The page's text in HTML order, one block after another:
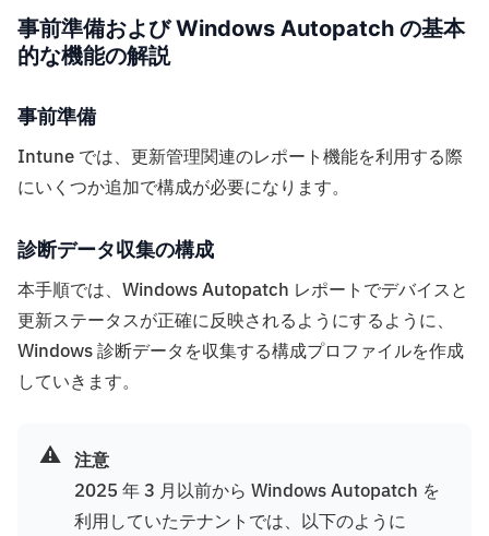
事前準備および Windows Autopatch の基本
的な機能の解説
事前準備
Intune では、更新管理関連のレポート機能を利用する際
にいくつか追加で構成が必要になります。
診断データ収集の構成
本手順では、Windows Autopatch レポートでデバイスと
更新ステータスが正確に反映されるようにするように、
Windows 診断データを収集する構成プロファイルを作成
していきます。
⚠️ 注意
2025 年 3 月以前から Windows Autopatch を
利用していたテナントでは、以下のように